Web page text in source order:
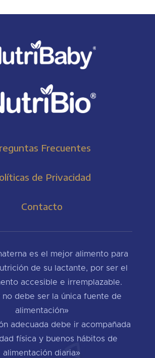
Frecuentes
de Privacidad
Contacto
es el mejor alimento para
de su lactante, por ser el
accesible e irremplazable.
no debe ser la única fuente de
alimentación»
adecuada debe ir acompañada
física y buenos hábitos de
alimentación diaria»